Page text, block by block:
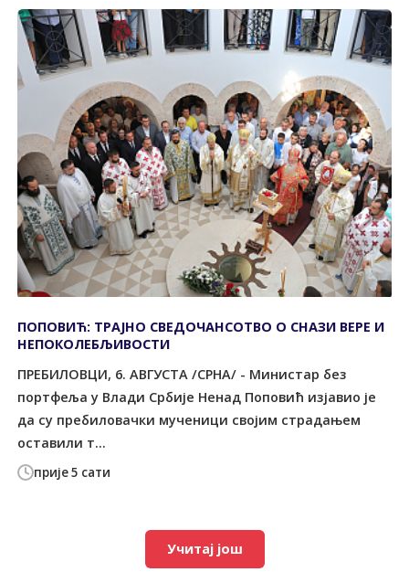
прије 5 сати
ПОПОВИЋ: ТРАЈНО СВЕДОЧАНСОТВО О СНАЗИ ВЕРЕ И
НЕПОКОЛЕБЉИВОСТИ
ПРЕБИЛОВЦИ, 6. АВГУСТА /СРНА/ - Министар без
портфеља у Влади Србије Ненад Поповић изјавио је
да су пребиловачки мученици својим страдањем
оставили т...
Учитај још